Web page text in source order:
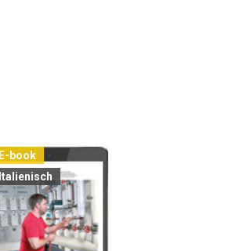
E-book
Italienisch